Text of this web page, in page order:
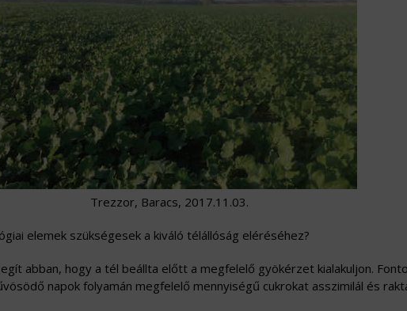
Trezzor, Baracs, 2017.11.03.
elemek szükségesek a kiváló télállóság eléréséhez?
abban, hogy a tél beállta előtt a megfelelő gyökérzet kialakuljon.
napok folyamán megfelelő mennyiségű cukrokat asszimilál és